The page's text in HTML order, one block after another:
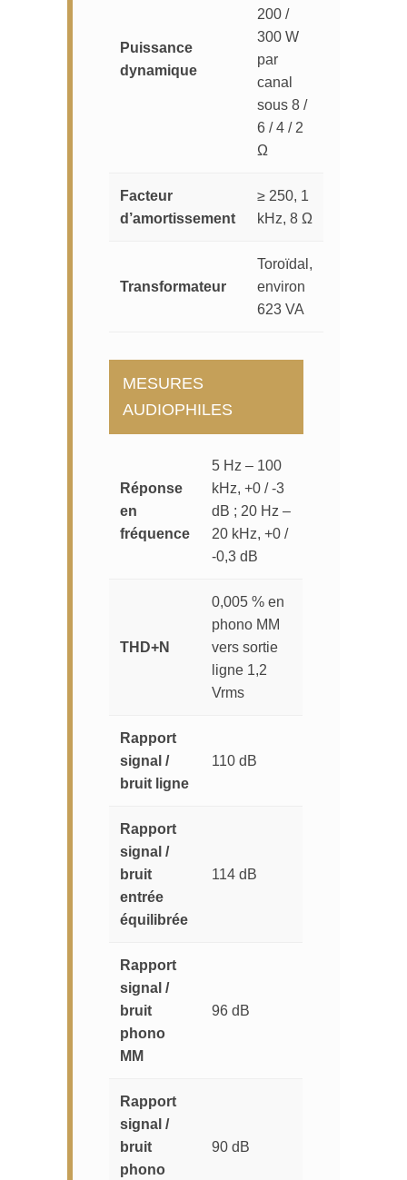
Puissance
dynamique
200 /
300 W
par
canal
sous 8 /
6 / 4 / 2
Ω
Facteur
d’amortissement
≥ 250, 1
kHz, 8 Ω
Transformateur
Toroïdal,
environ
623 VA
MESURES
AUDIOPHILES
Réponse
en
fréquence
5 Hz – 100
kHz, +0 / -3
dB ; 20 Hz –
20 kHz, +0 /
-0,3 dB
THD+N
0,005 % en
phono MM
vers sortie
ligne 1,2
Vrms
Rapport
signal /
bruit ligne
110 dB
Rapport
signal /
bruit
entrée
équilibrée
114 dB
Rapport
signal /
bruit
phono
MM
96 dB
Rapport
signal /
bruit
phono
90 dB